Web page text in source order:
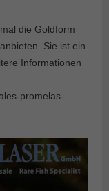
die Goldform
Sie ist ein
Informationen
promelas-